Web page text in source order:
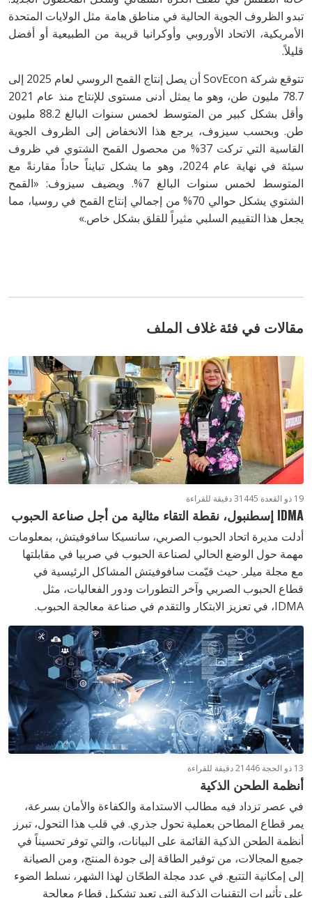
تبدو الظروف الجوية الحالية في مناطق هامة مثل الولايات المتحدة
الأمريكية، الاتحاد الأوروبي وأوكرانيا قريبة من الطبيعية أو أفضل
قليلاً.
تتوقع شركة SovEcon أن يصل إنتاج القمح الروسي لعام 2025 إلى
78.7 مليون طن، وهو ما يمثل أدنى مستوى للإنتاج منذ عام 2021
وأقل بشكل كبير من المتوسط لخمس سنوات البالغ 88.2 مليون
طن. وبحسب سيزوف، يرجع هذا الانخفاض إلى الظروف الجوية
القاسية التي تركت 37% من محصول القمح الشتوي في ظروف
سيئة في نهاية عام 2024، وهو ما يشكل تبايناً حاداً مقارنةً مع
المتوسط لخمس سنوات البالغ 7%. ويضيف سيزوف: «القمح
الشتوي يشكل حوالي 70% من إجمالي إنتاج القمح في روسيا، مما
يجعل هذا التقييم السلبي مثيراً للقلق بشكل خاص.»
مقالات في فئة غلاف الملف
19 ذو القعدة 1445 3 دقيقة للقراءة
IDMA إسطنبول، نقطة التقاء مثالية من أجل صناعة الحبوب
أدلت مديرة اتحاد الحبوب الصربي، سانسيكا سافوفيتش، بمعلومات
مهمة حول الوضع الحالي لصناعة الحبوب في صربيا في مقابلتها
مع مجلة ميلر. حيث قيّمت سافوفيتش المشاكل الرئيسية في
قطاع الحبوب الصربي وآخر التطورات ودور الفعاليات، مثل
IDMA، في تعزيز الابتكار والتقدم في صناعة معالجة الحبوب.
13 ذو الحجة 1446 2 دقيقة للقراءة
أنظمة الطحن الذكية
في عصر تزداد فيه مطالب الاستدامة والكفاءة والأمان بسرعة،
يمر قطاع المطاحن بعملية تحول جذري. في قلب هذا التحول، تبرز
أنظمة الطحن الذكية القائمة على البيانات، والتي توفر تحسيناً في
جميع المجالات، من توفير الطاقة إلى جودة المنتج، ومن الصيانة
إلى إمكانية التتبع. في عدد مجلة الطحّان لهذا الشهر، نسلط الضوء
على تأثيرات التقنيات الذكية التي تعيد تشكيل قطاع معالجة